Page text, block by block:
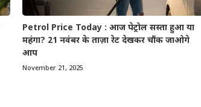
Petrol Price Today : आज पेट्रोल सस्ता हुआ या
महंगा? 21 नवंबर के ताज़ा रेट देखकर चौंक जाओगे
आप
November 21, 2025